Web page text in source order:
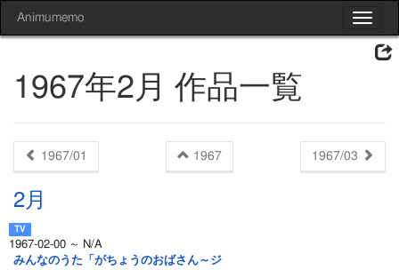
Toggle
Animumemo
1967年2月 作品一覧
1967/01 1967 1967/03
2月
1967-02-00 ～ N/A
みんなのうた「がちょうのおばさん～ジ